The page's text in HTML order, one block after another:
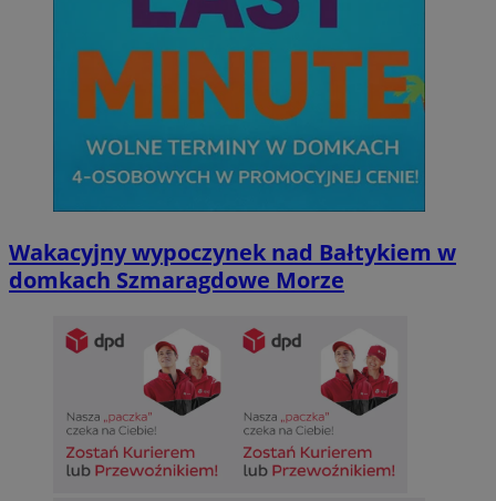
Wakacyjny wypoczynek nad Bałtykiem w
domkach Szmaragdowe Morze